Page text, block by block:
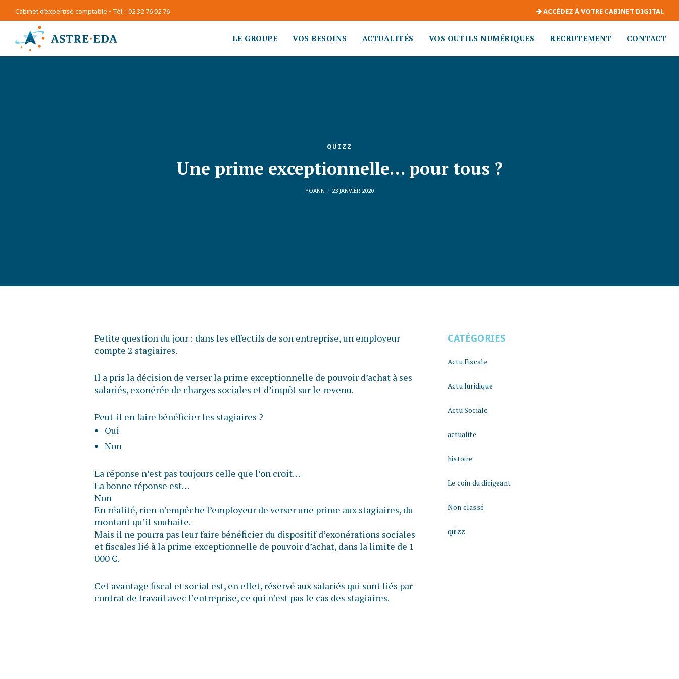
Cabinet d’expertise comptable • Tél. : 02 32 76 02 76 ACCÉDEZ À VOTRE CABINET DIGITAL
LE GROUPE VOS BESOINS ACTUALITÉS VOS OUTILS NUMÉRIQUES RECRUTEMENT CONTACT
QUIZZ
Une prime exceptionnelle… pour tous ?
YOANN 23 JANVIER 2020
Petite question du jour : dans les effectifs de son entreprise, un employeur
compte 2 stagiaires.
Il a pris la décision de verser la prime exceptionnelle de pouvoir d’achat à ses
salariés, exonérée de charges sociales et d’impôt sur le revenu.
Peut-il en faire bénéficier les stagiaires ?
Oui
Non
La réponse n’est pas toujours celle que l’on croit…
La bonne réponse est…
Non
En réalité, rien n’empêche l’employeur de verser une prime aux stagiaires, du
montant qu’il souhaite.
Mais il ne pourra pas leur faire bénéficier du dispositif d’exonérations sociales
et fiscales lié à la prime exceptionnelle de pouvoir d’achat, dans la limite de 1
000 €.
Cet avantage fiscal et social est, en effet, réservé aux salariés qui sont liés par
contrat de travail avec l’entreprise, ce qui n’est pas le cas des stagiaires.
CATÉGORIES
Actu Fiscale
Actu Juridique
Actu Sociale
actualite
histoire
Le coin du dirigeant
Non classé
quizz